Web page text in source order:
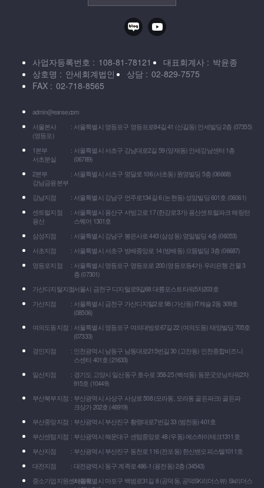
사업자등록번호 108-81-78121 대표회계사
박윤종
상호명
안세회계법인 상담
02-829-7575
FAX
02-718-8565
admin@eanse.com
서울본사
(영등포)
서울특별시 영등포구 영등포로84길 41 (신길동) 안세빌딩 2층 (07355)
1본부
서초분실
서울특별시 서초구 강남대로2길 59 (양재동) 안세강남센터 1층
(06789)
2본부
강남금융본부
서울특별시 서초구 명달로 106 (서초동) 원영빌딩 5층 (06668)
강남지점
서울특별시 강남구 언주로134길 6 (논현동) 성암빌딩 601호 (06061)
센트럴지점
용산
서울특별시 용산구 서빙고로 17 (한강로3가) 용산센트럴파크 해링턴
스퀘어 1301호
삼성지점
서울특별시 강남구 봉은사로 443 (삼성동) 영일빌딩 4층 (06053)
서초지점
서울특별시 서초구 방배중앙로 14 (방배동) 으뜸빌딩 3층 (06687)
영등포지점
서울특별시 영등포구 영등포로 200 (영등포동4가) 우리은행 건물 3
층 (07301)
가산디지털지점서울시 금천구 디지털로9길68 대륭포스트타워5차203호
가산지점
서울특별시 금천구 가산디지털2로 98 (가산동) IT캐슬 2동 309호
(08506)
여의도동지점
서울특별시 영등포구 여의대방로67길 22 (여의도동) 태양빌딩 705호
(07333)
경인지점
인천광역시 남동구 남동대로215번길 30 (고잔동) 인천종합비즈니
스센터 401호 (21633)
일산지점
경기도 고양시 일산동구 호수로 358-25 (백석동) 동문굿모닝타워2차
915호 (10449)
부산북부지점
부산광역시 사상구 사상로 508 (모라동, 모라동 골든파크) 골든파
크상가 202호 (46919)
부산중앙지점
부산광역시 부산진구 황령대로7번길 33 (범천동) 401호
부산센텀지점
부산광역시 해운대구 센텀중앙로 48 (우동) 에스하이테크1311호
부산지점
부산광역시 부산진구 동천로 116 (전포동) 한신밴오피스텔1011호
대전지점
대전광역시 동구 계족로 486-1 (용전동) 2층 (34543)
중소기업지원센타마포서울특별시 마포구 백범로31길 8 (공덕동, 공덕SK리더스뷰) Sk리더스